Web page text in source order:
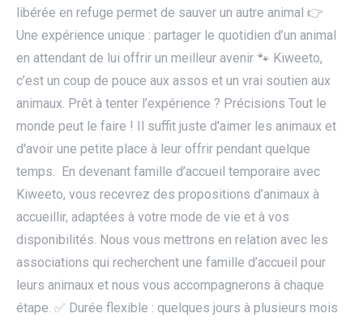
libérée en refuge permet de sauver un autre animal 👉
Une expérience unique : partager le quotidien d’un animal
en attendant de lui offrir un meilleur avenir 🐾 Kiweeto,
c’est un coup de pouce aux assos et un vrai soutien aux
animaux. Prêt à tenter l’expérience ? Précisions Tout le
monde peut le faire ! Il suffit juste d'aimer les animaux et
d'avoir une petite place à leur offrir pendant quelque
temps. En devenant famille d’accueil temporaire avec
Kiweeto, vous recevrez des propositions d’animaux à
accueillir, adaptées à votre mode de vie et à vos
disponibilités. Nous vous mettrons en relation avec les
associations qui recherchent une famille d’accueil pour
leurs animaux et nous vous accompagnerons à chaque
étape. ✅ Durée flexible : quelques jours à plusieurs mois